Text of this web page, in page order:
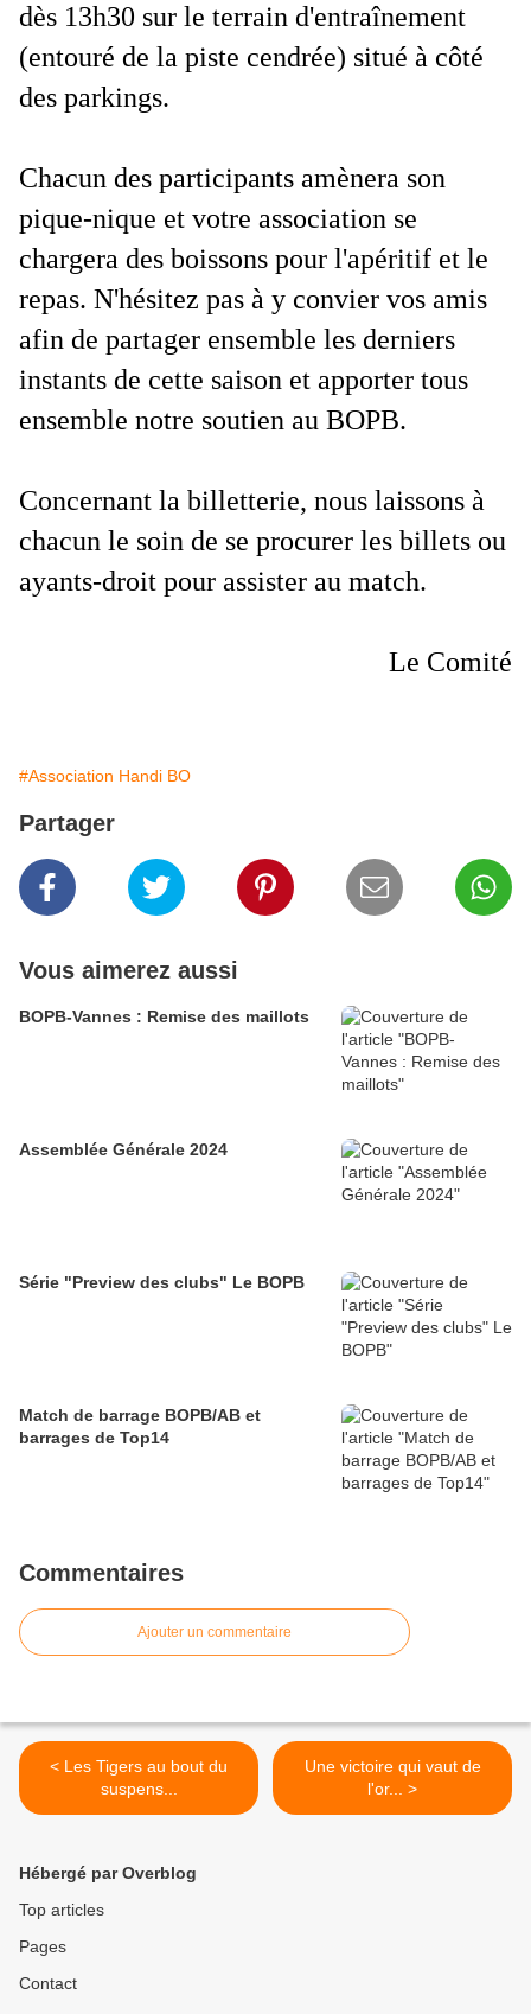
dès 13h30 sur le terrain d'entraînement
(entouré de la piste cendrée) situé à côté
des parkings.
Chacun des participants amènera son
pique-nique et votre association se
chargera des boissons pour l'apéritif et le
repas. N'hésitez pas à y convier vos amis
afin de partager ensemble les derniers
instants de cette saison et apporter tous
ensemble notre soutien au BOPB.
Concernant la billetterie, nous laissons à
chacun le soin de se procurer les billets ou
ayants-droit pour assister au match.
Le Comité
#Association Handi BO
Partager
Vous aimerez aussi
BOPB-Vannes : Remise des maillots
Assemblée Générale 2024
Série "Preview des clubs" Le BOPB
Match de barrage BOPB/AB et
barrages de Top14
Commentaires
Ajouter un commentaire
< Les Tigers au bout du
suspens...
Une victoire qui vaut de
l'or... >
Hébergé par Overblog
Top articles
Pages
Contact